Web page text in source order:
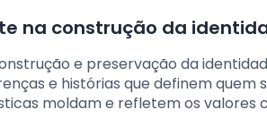
na construção da
e preservação da
e histórias que definem quem
moldam e refletem os valores